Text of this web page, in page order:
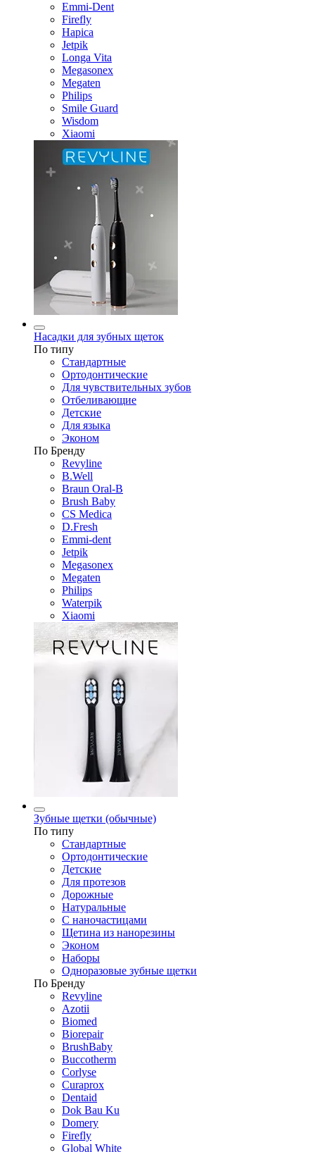
Emmi-Dent
Firefly
Hapica
Jetpik
Longa Vita
Megasonex
Megaten
Philips
Smile Guard
Wisdom
Xiaomi
Насадки для зубных щеток
По типу
Стандартные
Ортодонтические
Для чувствительных зубов
Отбеливающие
Детские
Для языка
Эконом
По Бренду
Revyline
B.Well
Braun Oral-B
Brush Baby
CS Medica
D.Fresh
Emmi-dent
Jetpik
Megasonex
Megaten
Philips
Waterpik
Xiaomi
Зубные щетки (обычные)
По типу
Стандартные
Ортодонтические
Детские
Для протезов
Дорожные
Натуральные
С наночастицами
Щетина из нанорезины
Эконом
Наборы
Одноразовые зубные щетки
По Бренду
Revyline
Azotii
Biomed
Biorepair
BrushBaby
Buccotherm
Corlyse
Curaprox
Dentaid
Dok Bau Ku
Domery
Firefly
Global White